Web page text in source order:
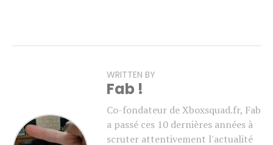
WRITTEN BY
Fab !
Co-fondateur de Xboxsquad.fr, Fab
a passé ces 10 dernières années à
scruter attentivement l'actualité